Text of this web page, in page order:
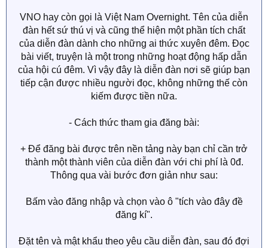
VNO hay còn gọi là Việt Nam Overnight. Tên của diễn
đàn hết sứ thú vị và cũng thể hiện một phần tích chất
của diễn đàn dành cho những ai thức xuyên đêm. Đọc
bài viết, truyện là một trong những hoạt động hấp dẫn
của hội cú đêm. Vì vậy đây là diễn đàn nơi sẽ giúp bạn
tiếp cận được nhiều người đọc, không những thế còn
+ Để đăng bài được trên nền tảng này bạn chỉ cần trở
thành một thành viên của diễn đàn với chi phí là 0đ.
Bấm vào đăng nhập và chọn vào ô "tích vào đây đề